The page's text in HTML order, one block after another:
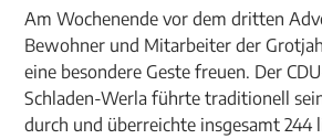
Am Wochenende vor dem dritten
Bewohner und Mitarbeiter der
eine besondere Geste freuen. Der
Schladen-Werla führte traditionell
durch und überreichte insgesamt 244